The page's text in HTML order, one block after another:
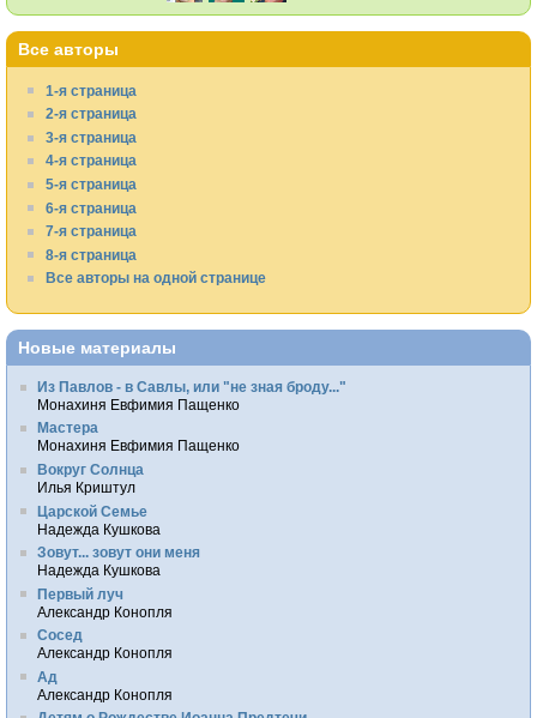
Все авторы
1-я страница
2-я страница
3-я страница
4-я страница
5-я страница
6-я страница
7-я страница
8-я страница
Все авторы на одной странице
Новые материалы
Из Павлов - в Савлы, или "не зная броду..."
Монахиня Евфимия Пащенко
Мастера
Монахиня Евфимия Пащенко
Вокруг Солнца
Илья Криштул
Царской Семье
Надежда Кушкова
Зовут... зовут они меня
Надежда Кушкова
Первый луч
Александр Конопля
Сосед
Александр Конопля
Ад
Александр Конопля